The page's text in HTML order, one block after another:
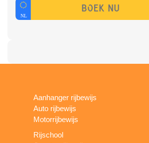
Aanhanger rijbewijs
Auto rijbewijs
Motorrijbewijs
Rijschool